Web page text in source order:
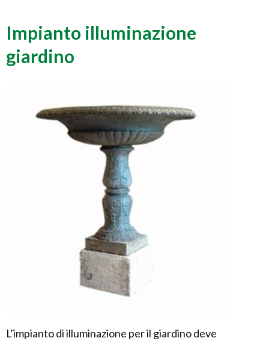
Impianto illuminazione
giardino
L’impianto di illuminazione per il giardino deve